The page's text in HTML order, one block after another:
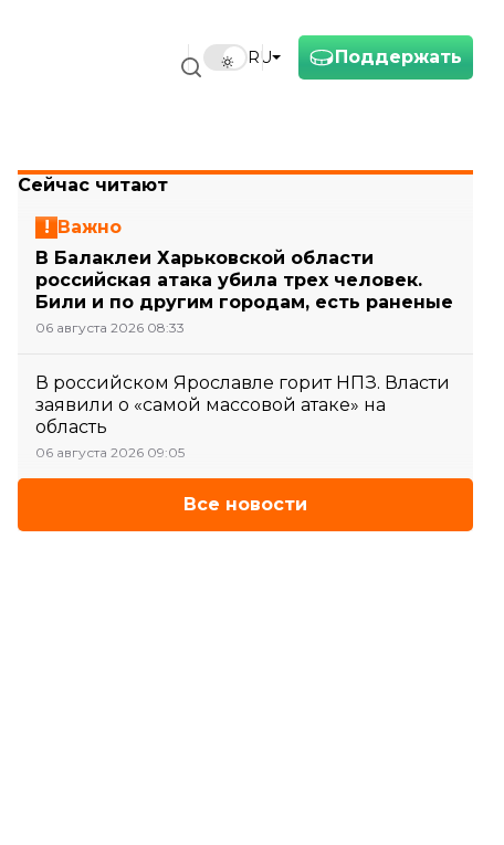
Поддержать
RU
Сейчас читают
Важно
В Балаклеи Харьковской области
российская атака убила трех человек.
Били и по другим городам, есть раненые
06 августа 2026 08:33
В российском Ярославле горит НПЗ. Власти
заявили о «самой массовой атаке» на
область
06 августа 2026 09:05
Все новости